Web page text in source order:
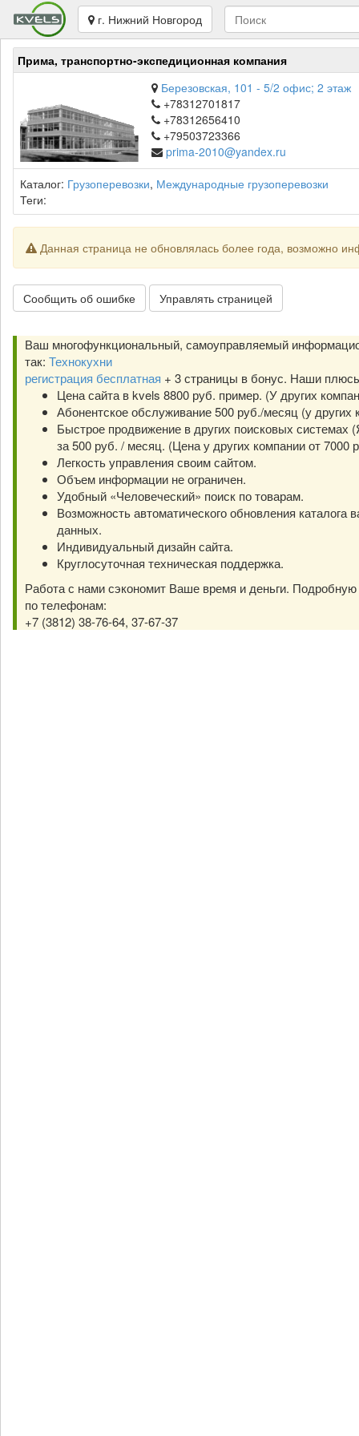
г. Нижний Новгород
Прима, транспортно-экспедиционная компания
Березовская, 101 - 5/2 офис; 2 этаж
+78312701817
+78312656410
+79503723366
prima-2010@yandex.ru
Каталог: Грузоперевозки, Международные грузоперевозки
Теги:
Данная страница не обновлялась более года, возможно
Сообщить об ошибке Управлять страницей
Ваш многофункциональный, самоуправляемый
так: Технокухни
регистрация бесплатная + 3 страницы в бонус. Наши
Цена сайта в kvels 8800 руб. пример. (У других
Абонентское обслуживание 500 руб./месяц (у других
Быстрое продвижение в других поисковых системах
за 500 руб. / месяц. (Цена у других компании от 7000
Легкость управления своим сайтом.
Объем информации не ограничен.
Удобный «Человеческий» поиск по товарам.
Возможность автоматического обновления каталога
данных.
Индивидуальный дизайн сайта.
Круглосуточная техническая поддержка.
Работа с нами сэкономит Ваше время и деньги.
по телефонам:
+7 (3812) 38-76-64, 37-67-37